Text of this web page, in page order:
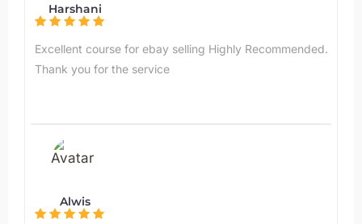
Harshani
Excellent course for ebay selling Highly Recommended.
Thank you for the service
Alwis